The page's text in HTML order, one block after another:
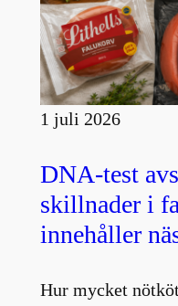
1 juli 2026
DNA-test
skillnader i
innehåller
Hur mycket